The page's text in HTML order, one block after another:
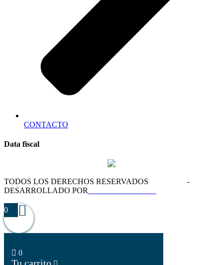
CONTACTO
Data fiscal
TODOS LOS DERECHOS RESERVADOS
-
DESARROLLADO POR
0
0